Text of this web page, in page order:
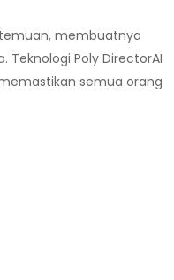
membuatnya
Teknologi Poly DirectorAI
semua orang